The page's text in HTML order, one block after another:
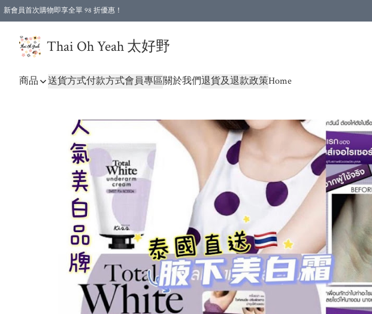
新會員首次購物即享全單 98 折優惠！
Thai Oh Yeah 太好野
商品 送貨方式付款方式會員專區關於我們退貨及退款政策Home